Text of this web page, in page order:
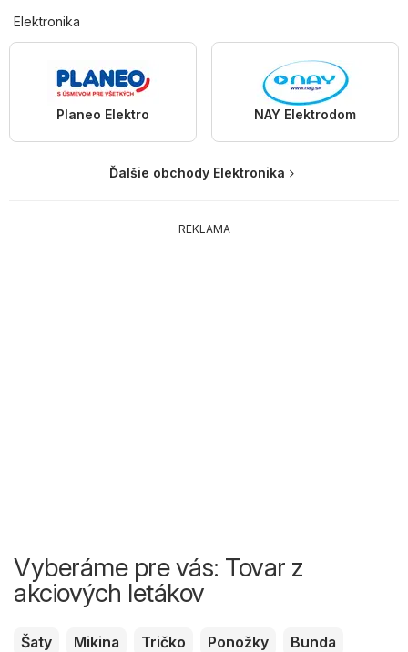
Elektronika
Planeo Elektro NAY Elektrodom
Ďalšie obchody Elektronika
REKLAMA
Vyberáme pre vás: Tovar z
akciových letákov
Šaty Mikina Tričko Ponožky
Bunda